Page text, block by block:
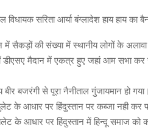
विधायक सरिता आर्या बंग्लादेश हाय हाय
सैकड़ों की संख्या में स्थानीय लोगों के अलावा
डीएसए मैदान में एकत्र हुए जहां आम सभा
बजरंगी से पूरा नैनीताल गुंजायमान हो गया।
के आधार पर हिंदुस्तान पर कब्जा नही
बैलेट के आधार पर हिंदुस्तान में हिन्दू समाज